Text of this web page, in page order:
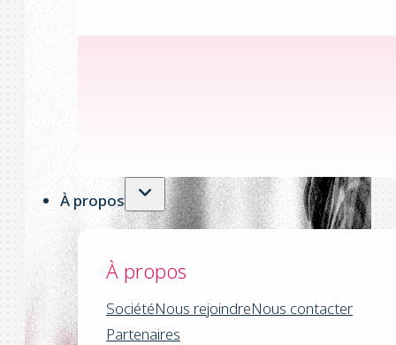
À propos
À propos
SociétéNous rejoindreNous contacter
Partenaires